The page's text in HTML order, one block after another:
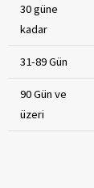
30 güne
kadar
31-89 Gün
90 Gün ve
üzeri